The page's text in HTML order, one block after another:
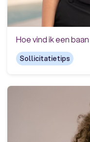
Hoe vind ik een
Sollicitatietips